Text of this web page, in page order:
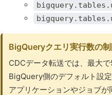
BigQueryクエリ実行数の
CDCデータ転送では、最大
BigQuery側のデフォルト設
アプリケーションやジョブが